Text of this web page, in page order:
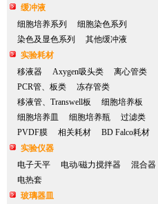
缓冲液
细胞培养系列
细胞染色系列
染色及显色系列
其他缓冲液
实验耗材
移液器
Axygen吸头类
离心管类
PCR管、板类
冻存管类
移液管、Transwell板
细胞培养板
细胞培养皿
细胞培养瓶
过滤类
PVDF膜
相关耗材
BD Falco耗材
实验仪器
电子天平
电动/磁力搅拌器
混合器
电热套
玻璃器皿